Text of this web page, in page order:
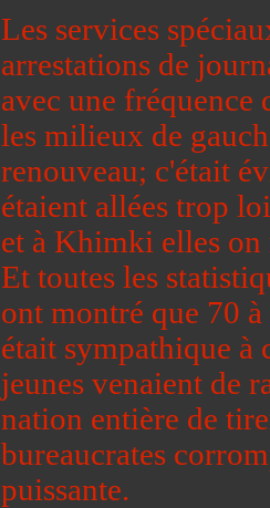
Les services
arrestations de
avec une fréquence
les milieux de
renouveau; c'était
étaient allées trop
et à Khimki elles on
Et toutes les
ont montré que 70
était sympathique à
jeunes venaient de
nation entière de
bureaucrates
puissante.